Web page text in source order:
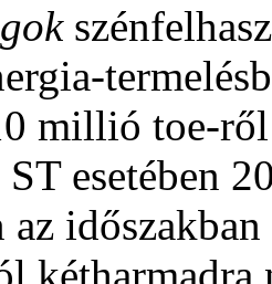
millió toe-
ST esetében
az